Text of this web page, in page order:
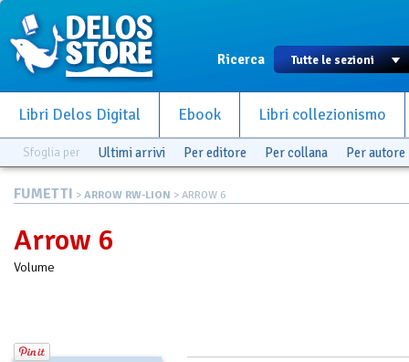
Ricerca
Libri Delos Digital Ebook Libri collezionismo
Sfoglia per Ultimi arrivi Per editore Per collana Per autore
FUMETTI > ARROW RW-LION > ARROW 6
Arrow 6
Volume